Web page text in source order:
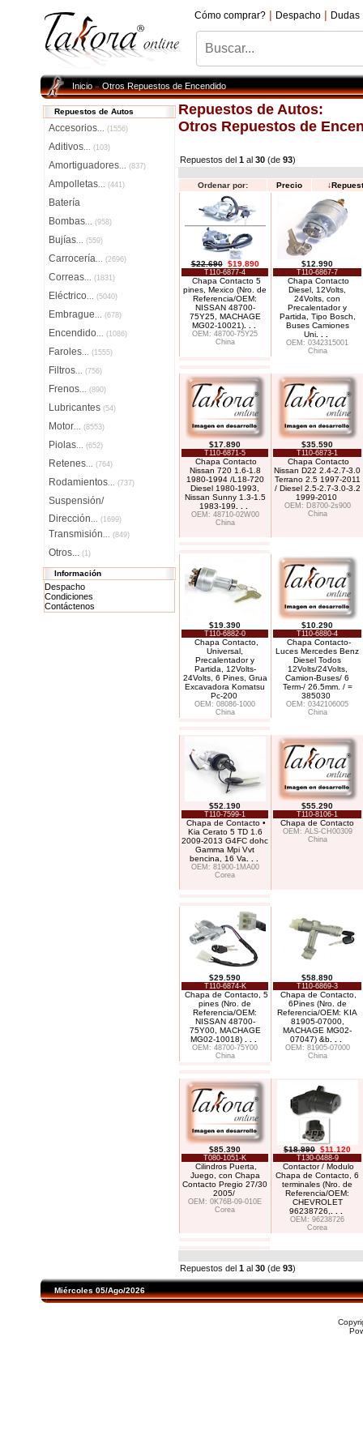
Cómo comprar? | Despacho | Dudas
Inicio»Otros Repuestos de Encendido
Repuestos de Autos
Accesorios... (1556)
Aditivos... (103)
Amortiguadores... (837)
Ampolletas... (441)
Batería
Bombas... (958)
Bujías... (559)
Carrocería... (2696)
Correas... (1831)
Eléctrico... (5040)
Embrague... (678)
Encendido... (1086)
Faroles... (1555)
Filtros... (756)
Frenos... (890)
Lubricantes (54)
Motor... (8553)
Piolas... (652)
Retenes... (764)
Rodamientos... (737)
Suspensión/
Dirección... (1699)
Transmisión... (849)
Otros... (1)
Información
Despacho
Condiciones
Contáctenos
Repuestos de Autos:
Otros Repuestos de
Repuestos del 1 al 30 (de 93)
Ordenar por: Precio ↓
$22.690 $19.890
T110-6877-4
Chapa Contacto 5
pines, Mexico (Nro. de
Referencia/OEM:
NISSAN 48700-
75Y25, MACHAGE
MG02-10021). . .
OEM: 48700-75Y25
China
$12.990
T110-6867-7
Chapa Contacto
Diesel, 12Volts,
24Volts, con
Precalentador y
Partida, Tipo Bosch,
Buses Camiones
Uni
OEM: 0342315001
China
$17.890
T110-6871-5
Chapa Contacto
Nissan 720 1.6-1.8
1980-1994 /L18-720
Diesel 1980-1993,
Nissan Sunny 1.3-1.5
1983-199
OEM: 48710-02W00
China
$35.590
T110-6873-1
Chapa Contacto
Nissan D22 2.4-2.7-3.0
Terrano 2.5 1997-2011
/ Diesel 2.5-2.7-3.0-3.2
1999-2010
OEM: D8700-2s900
China
$19.390
T110-6882-0
Chapa Contacto,
Universal,
Precalentador y
Partida, 12Volts-
24Volts, 6 Pines, Grua
Excavadora Komatsu
Pc-200
OEM: 08086-1000
China
$10.290
T110-6880-4
Chapa Contacto-
Luces Mercedes Benz
Diesel Todos
12Volts/24Volts,
Camion-Buses/ 6
Term-/ 26.5mm. / =
385030
OEM: 0342106005
China
$52.190
T110-7599-1
Chapa de Contacto •
Kia Cerato 5 TD 1.6
2009-2013 G4FC dohc
Gamma Mpi Vvt
bencina, 16 Va
OEM: 81900-1MA00
Corea
$55.290
T110-8106-1
Chapa de Contacto
OEM: ALS-CH00309
China
$29.590
T110-6874-K
Chapa de Contacto, 5
pines (Nro. de
Referencia/OEM:
NISSAN 48700-
75Y00, MACHAGE
MG02-10018)
OEM: 48700-75Y00
China
$58.890
T110-6869-3
Chapa de Contacto,
6Pines (Nro. de
Referencia/OEM: KIA
81905-07000,
MACHAGE MG02-
07047) &b
OEM: 81905-07000
China
$85.390
T080-1051-K
Cilindros Puerta,
Juego, con Chapa
Contacto Pregio 27/30
2005/
OEM: 0K76B-09-010E
Corea
$18.990 $11.120
T130-0488-9
Contactor / Modulo
Chapa de Contacto, 6
terminales (Nro. de
Referencia/OEM:
CHEVROLET
96238726,
OEM: 96238726
Corea
Repuestos del 1 al 30 (de 93)
Miércoles 05/Ago/2026